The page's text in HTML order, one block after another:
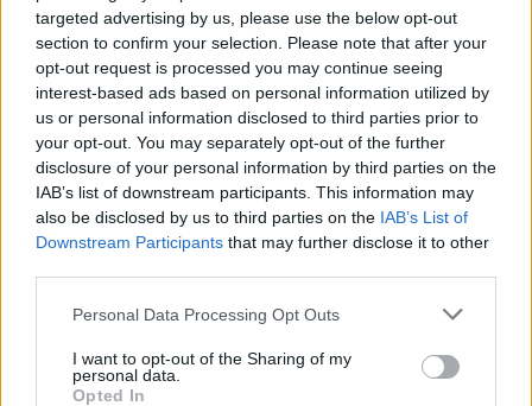
targeted advertising by us, please use the below opt-out
section to confirm your selection. Please note that after your
opt-out request is processed you may continue seeing
interest-based ads based on personal information utilized by
us or personal information disclosed to third parties prior to
your opt-out. You may separately opt-out of the further
disclosure of your personal information by third parties on the
IAB’s list of downstream participants. This information may
also be disclosed by us to third parties on the IAB’s List of
Downstream Participants that may further disclose it to other
Personal Data Processing Opt Outs
I want to opt-out of the Sharing of my
personal data.
Opted In
οι ΗΠΑ – Αναμονή για
αριθμό, εκδόσεις και
κατάσταση οχημάτων
θα είναι από
πλοία που
ποτέ
ΔΙΑΦΗΜΙΣΗ